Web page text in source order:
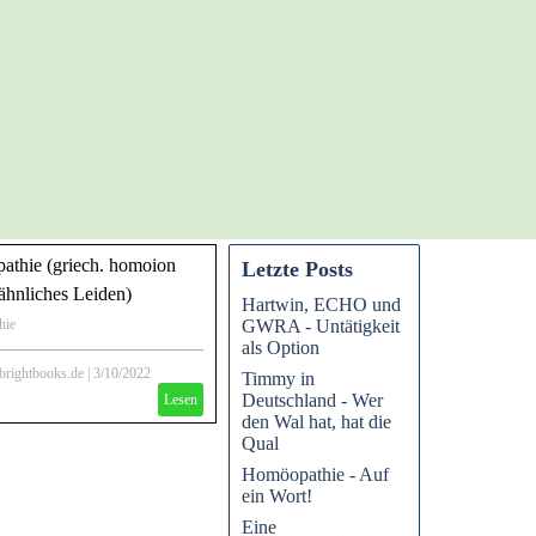
(griech. homoion
Leiden)
der Homöopathie und neueste
den Wirkmechanismen und
| 3/10/2022
Lesen
Letzte Posts
Hartwin, ECHO und
GWRA - Untätigkeit
als Option
Timmy in
Deutschland - Wer
den Wal hat, hat die
Qual
Homöopathie - Auf
ein Wort!
Eine